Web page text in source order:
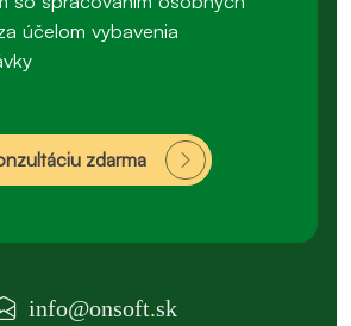
účelom vybavenia
zdarma
info@onsoft.sk